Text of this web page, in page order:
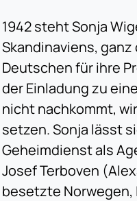
1942 steht Sonja
Skandinaviens,
Deutschen für ihre
der Einladung zu
nicht nachkommt,
setzen. Sonja lässt
Geheimdienst als
Josef Terboven
besetzte Norwegen,